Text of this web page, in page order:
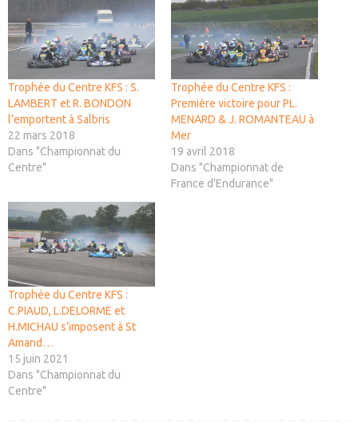
Trophée du Centre KFS : S.
LAMBERT et R. BONDON
l’emportent à Salbris
22 mars 2018
Dans "Championnat du
Centre"
Trophée du Centre KFS :
Première victoire pour PL.
MENARD & J. ROMANTEAU à
Mer
19 avril 2018
Dans "Championnat de
France d'Endurance"
Trophée du Centre KFS :
C.PIAUD, L.DELORME et
H.MICHAU s’imposent à St
Amand…
15 juin 2021
Dans "Championnat du
Centre"